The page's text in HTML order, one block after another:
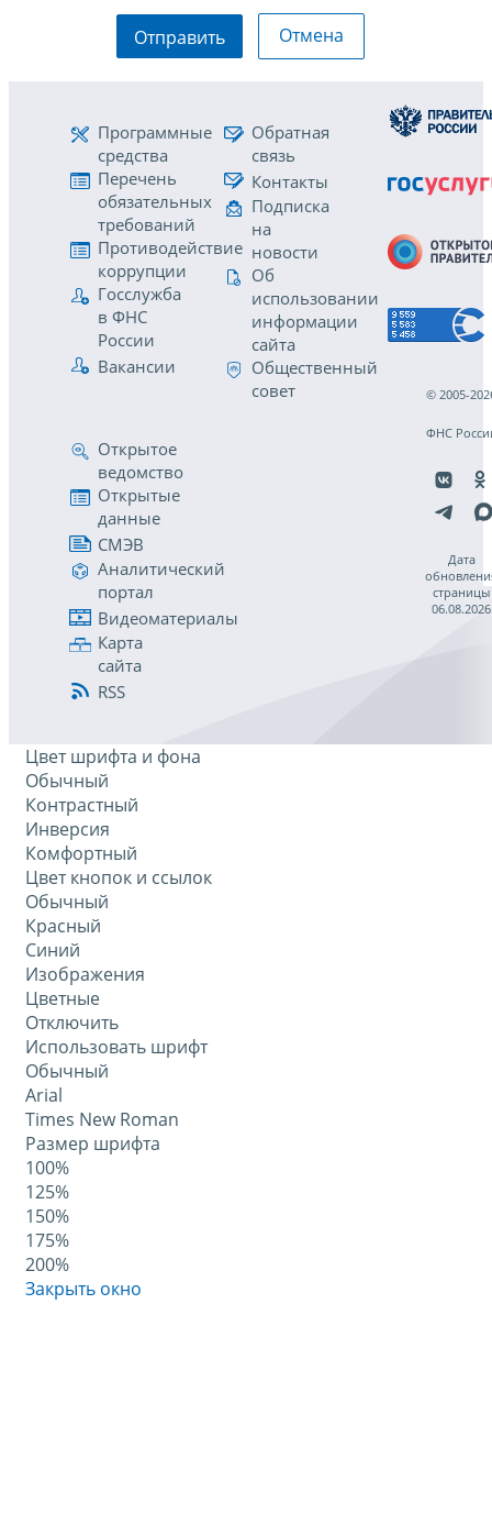
Отправить Отмена
Программные
средства
Перечень
обязательных
требований
Противодействие
коррупции
Госслужба
в ФНС
России
Вакансии
Обратная
связь
Контакты
Подписка
на
новости
Об
использовании
информации
сайта
Общественный
совет
Открытое
ведомство
Открытые
данные
СМЭВ
Аналитический
портал
Видеоматериалы
Карта
сайта
RSS
© 2005-
ФНС
Дата
страницы
06.08.2026
Цвет шрифта и фона
Обычный
Контрастный
Инверсия
Комфортный
Цвет кнопок и ссылок
Обычный
Красный
Синий
Изображения
Цветные
Отключить
Использовать шрифт
Обычный
Arial
Times New Roman
Размер шрифта
100%
125%
150%
175%
200%
Закрыть окно